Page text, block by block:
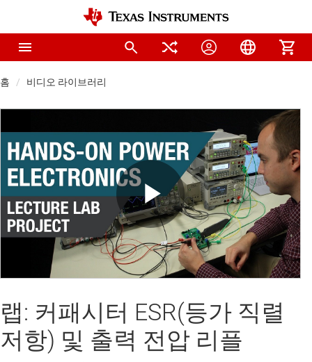
홈 비디오 라이브러리
Play
Video
랩: 커패시터 ESR(등가 직렬
저항) 및 출력 전압 리플